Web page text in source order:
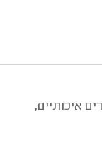
איכותיים,